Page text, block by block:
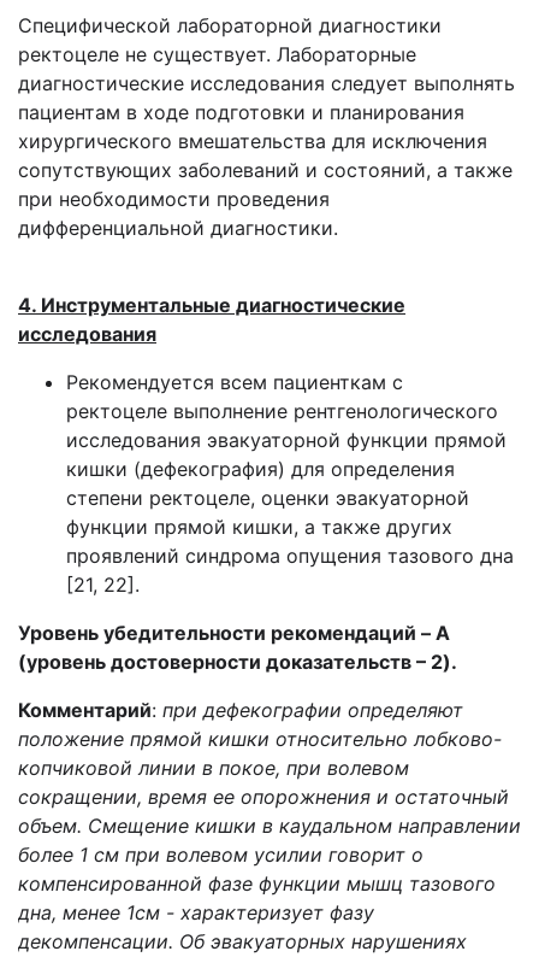
Специфической лабораторной диагностики
ректоцеле не существует. Лабораторные
диагностические исследования следует выполнять
пациентам в ходе подготовки и планирования
хирургического вмешательства для исключения
сопутствующих заболеваний и состояний, а также
при необходимости проведения
дифференциальной диагностики.
4. Инструментальные диагностические
исследования
Рекомендуется всем пациенткам с
ректоцеле выполнение рентгенологического
исследования эвакуаторной функции прямой
кишки (дефекография) для определения
степени ректоцеле, оценки эвакуаторной
функции прямой кишки, а также других
проявлений синдрома опущения тазового дна
[21, 22].
Уровень убедительности рекомендаций – A
(уровень достоверности доказательств – 2).
Комментарий: при дефекографии определяют
положение прямой кишки относительно лобково-
копчиковой линии в покое, при волевом
сокращении, время ее опорожнения и остаточный
объем. Смещение кишки в каудальном направлении
более 1 см при волевом усилии говорит о
компенсированной фазе функции мышц тазового
дна, менее 1см - характеризует фазу
декомпенсации. Об эвакуаторных нарушениях